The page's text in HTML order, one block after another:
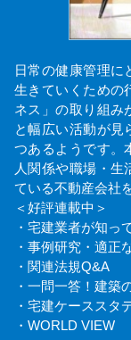
日常の健康管理に
生きていくための
ネス」の取り組み
と幅広い活動が見
つあるようです。
人関係や職場・生
ている不動産会社
＜好評連載中＞
・宅建業者が知っ
・事例研究・適正
・関連法規Q&A
・一問一答！建築
・宅建ケースス
・WORLD VIEW